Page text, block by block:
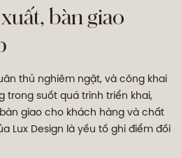
bàn giao
thủ nghiêm ngặt, và công khai
trong suốt quá trình triển khai,
giao cho khách hàng và chất
Lux Design là yếu tố ghi điểm đối